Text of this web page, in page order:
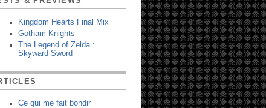
Kingdom Hearts Final Mix
Gotham Knights
The Legend of Zelda :
Skyward Sword
Ce qui me fait bondir